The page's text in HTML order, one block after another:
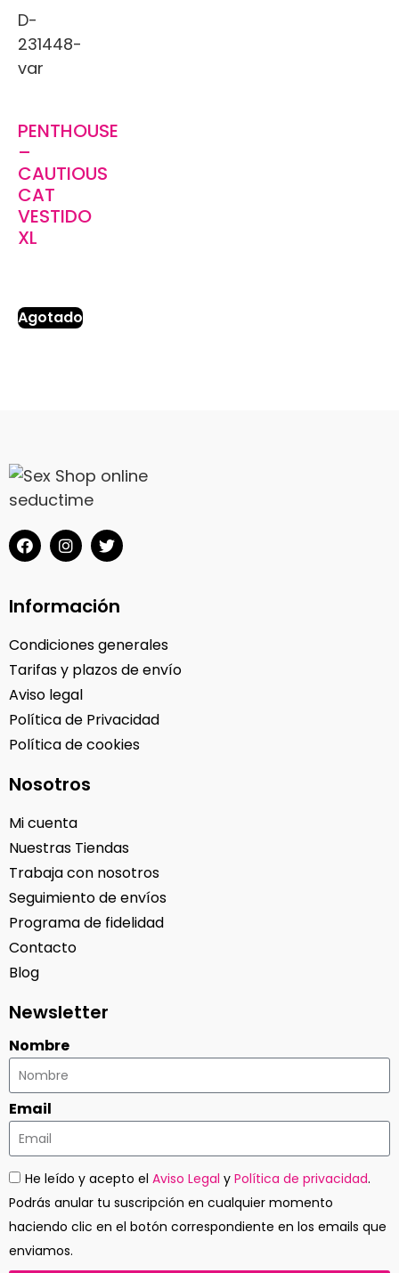
D-
231448-
var
PENTHOUSE
–
CAUTIOUS
CAT
VESTIDO
XL
Agotado
Información
Condiciones generales
Tarifas y plazos de envío
Aviso legal
Política de Privacidad
Política de cookies
Nosotros
Mi cuenta
Nuestras Tiendas
Trabaja con nosotros
Seguimiento de envíos
Programa de fidelidad
Contacto
Blog
Newsletter
Nombre
Email
He leído y acepto el Aviso Legal y Política de privacidad.
Podrás anular tu suscripción en cualquier momento
haciendo clic en el botón correspondiente en los emails que
enviamos.